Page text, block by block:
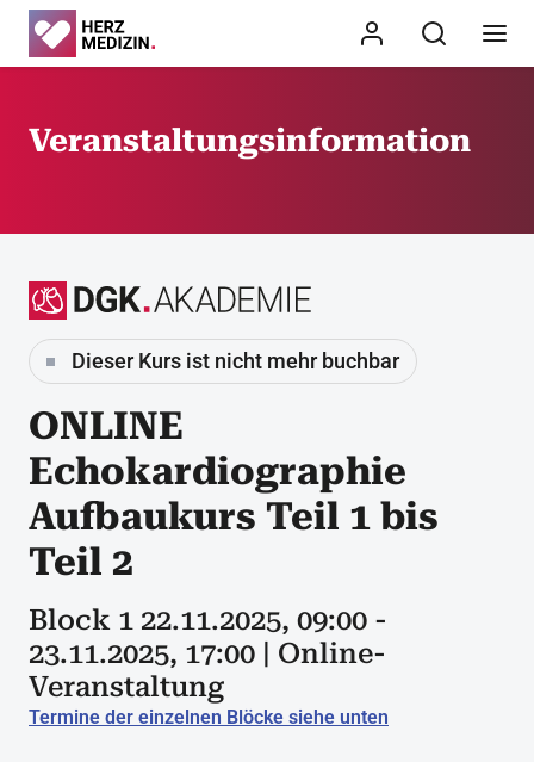
Veranstaltungsinformation
Dieser Kurs ist nicht mehr buchbar
ONLINE
Echokardiographie
Aufbaukurs Teil 1 bis
Teil 2
Block 1 22.11.2025, 09:00 -
23.11.2025, 17:00 | Online-
Veranstaltung
Termine der einzelnen Blöcke siehe unten